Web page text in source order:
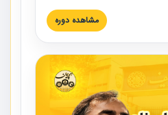
و راه حل ها با نگرش قراردادی
های ساختمانی کشور ارائه شد.
عملی ارائه شده است.
مشاهده دوره